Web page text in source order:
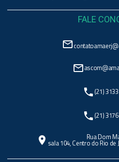
FALE
mail_outline
mail_outline
phone (21)
phone (21)
location_on Rua Dom
sala 104, Centro do Rio de